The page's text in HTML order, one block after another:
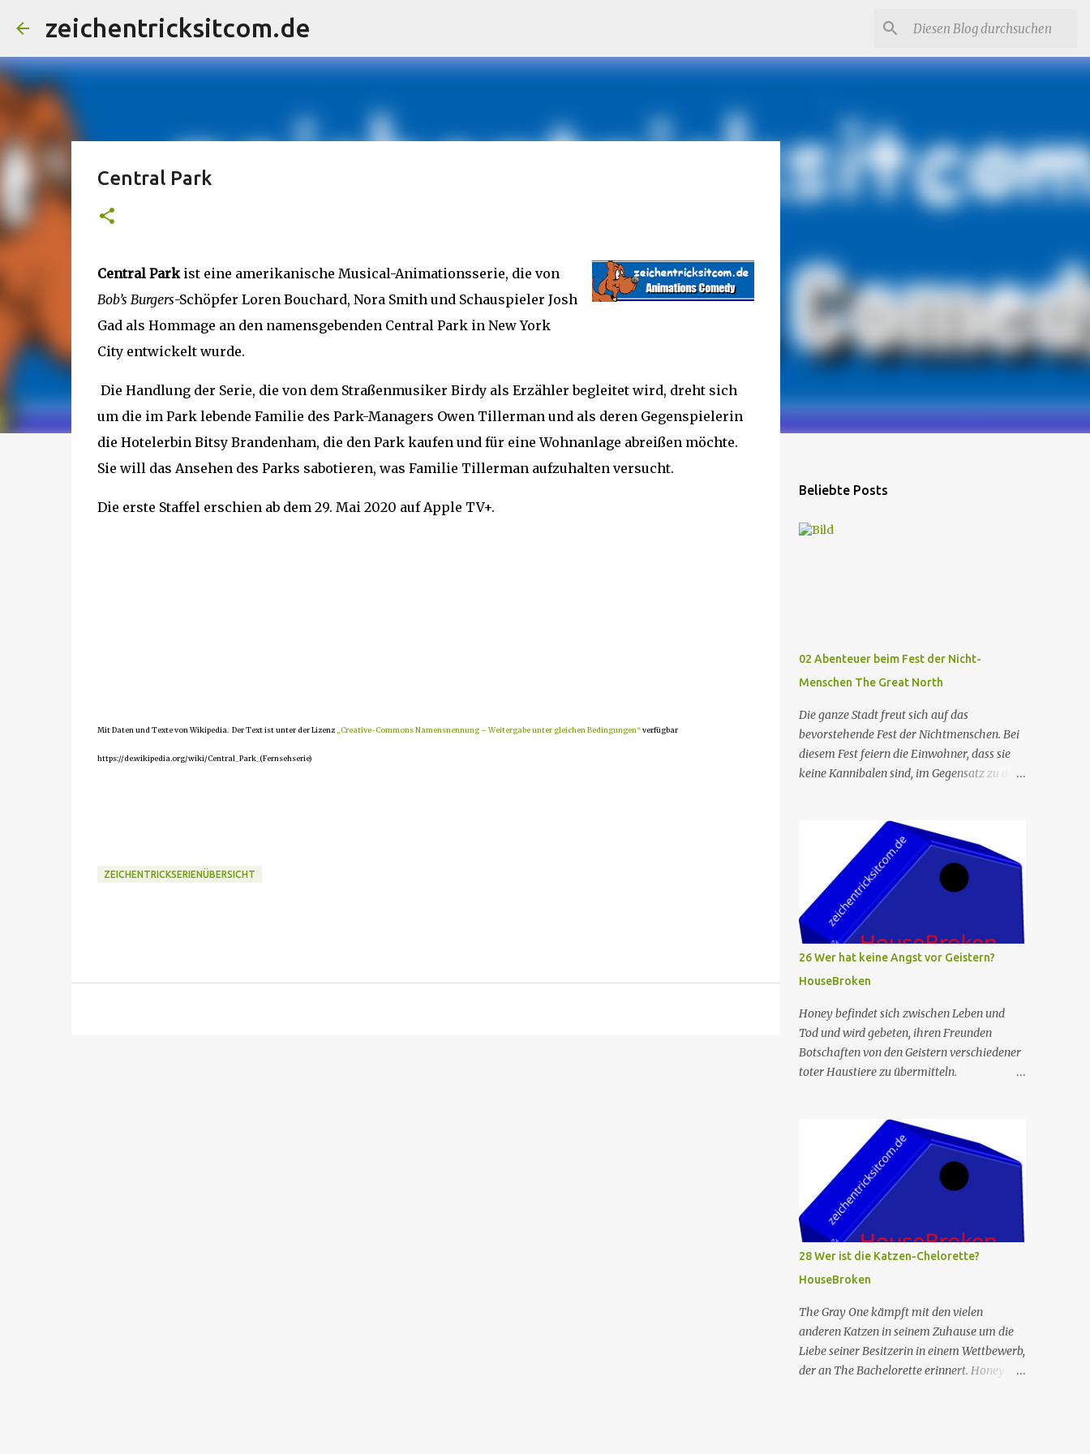
zeichentricksitcom.de
Central Park
Central Parkist eine amerikanische Musical-Animationsserie, die von
Bob’s Burgers-Schöpfer Loren Bouchard, Nora Smith und Schauspieler Josh
Gad als Hommage an den namensgebenden Central Park in New York
City entwickelt wurde.
Die Handlung der Serie, die von dem Straßenmusiker Birdy als Erzähler begleitet wird, dreht sich
um die im Park lebende Familie des Park-Managers Owen Tillerman und als deren Gegenspielerin
die Hotelerbin Bitsy Brandenham, die den Park kaufen und für eine Wohnanlage abreißen möchte.
Sie will das Ansehen des Parks sabotieren, was Familie Tillerman aufzuhalten versucht.
Die erste Staffel erschien ab dem 29. Mai 2020 auf Apple TV+.
Mit Daten und Texte von Wikipedia. Der Text ist unter der Lizenz „Creative-Commons Namensnennung – Weitergabe unter gleichen Bedingungen“verfügbar
https://de.wikipedia.org/wiki/Central_Park_(Fernsehserie)
ZEICHENTRICKSERIENÜBERSICHT
Beliebte Posts
02 Abenteuer beim Fest der Nicht-
Menschen The Great North
Die ganze Stadt freut sich auf das
bevorstehende Fest der Nichtmenschen. Bei
diesem Fest feiern die Einwohner, dass sie
keine Kannibalen sind, im Gegensatz zu den
wird die berühmte Kuchenfrau, die jedes
Jahr einen Kuchen für das Fest backt,
verhaftet. Die Torte ist das Herzstück des
Festes, und so beschließt Ham, die neue Cake
Lady zu werden, um den Tag zu retten. Er
hält dies vor seiner Familie geheim, die
befürchtet, dass das Fest ohne den Kuchen
ein Flop wird. Leider fühlt sich Ham zu sehr
unter Druck gesetzt und kann nicht backen.
Judy hilft ihm schließlich, und sie backen
einen fabelhaften Kuchen. Die beiden
kommen sich als Geschwister näher als je
zuvor. In der Zwischenzeit versucht Wolf,
verrät, dass er monatelang dafür trainiert
hat. Das Rennen läuft schlecht, aber Beef
sagt Wolf, dass er sehr stolz auf ihn ist, da...
26 Wer hat keine Angst vor Geistern?
HouseBroken
Honey befindet sich zwischen Leben und
Tod und wird gebeten, ihren Freunden
Botschaften von den Geistern verschiedener
toter Haustiere zu übermitteln.
getötet hat. Nr. (ges.) 26 Übersetzter O-Titel
Wer hat keine Angst vor Geistern? Serie
HouseBroken Title "Who Ain't Afraid of No
Ghosts?" Nr. (St.) 15 Regie Tom King
Drehbuch Elliott Kalan Erst­veröffent­lichung
USA July 23, 2023 Prod. code 3BBHB01 Die
Serie spielt in einer Welt, in der
sind, aber von Menschen nicht verstanden
werden können. Im Mittelpunkt steht eine
Gruppe von Haustieren in Los Angeles, die
alle an einer Therapiegruppe teilnehmen,
angeführt von Honey, einer Hündin, deren
28 Wer ist die Katzen-Chelorette?
HouseBroken
The Gray One kämpft mit den vielen
anderen Katzen in seinem Zuhause um die
Liebe seiner Besitzerin in einem Wettbewerb,
der an The Bachelorette erinnert. Honey